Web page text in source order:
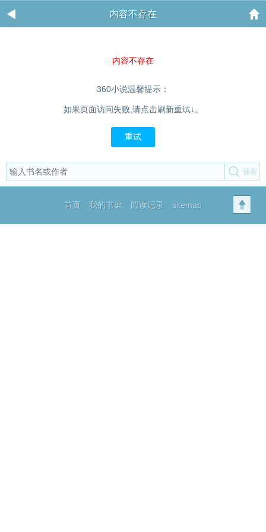
内容不存在
内容不存在
360小说温馨提示：
如果页面访问失败,请点击刷新重试↓。
重试
首页 我的书架 阅读记录 sitemap